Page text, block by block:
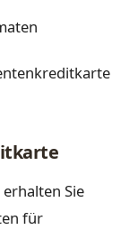
Sie
für